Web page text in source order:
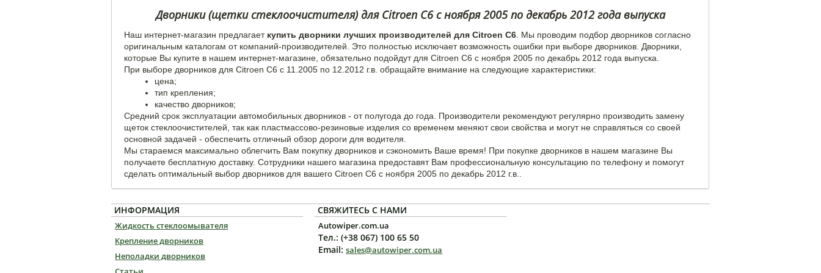
Дворники (щетки стеклоочистителя) для Citroen C6 c ноября 2005 по декабрь 2012 года выпуска
Наш интернет-магазин предлагаеткупить дворники лучших производителей для Citroen C6 . Мы проводим подбор дворников согласно
оригинальным каталогам от компаний-производителей. Это полностью исключает возможность ошибки при выборе дворников. Дворники,
которые Вы купите в нашем интернет-магазине, обязательно подойдут для Citroen C6 с ноября 2005 по декабрь 2012 года выпуска.
При выборе дворников для Citroen C6 с 11.2005 по 12.2012 г.в. обращайте внимание на следующие характеристики:
цена;
тип крепления;
качество дворников;
Средний срок эксплуатации автомобильных дворников - от полугода до года. Производители рекомендуют регулярно производить замену
щеток стеклоочистителей, так как пластмассово-резиновые изделия со временем меняют свои свойства и могут не справляться со своей
основной задачей - обеспечить отличный обзор дороги для водителя.
Мы стараемся максимально облегчить Вам покупку дворников и сэкономить Ваше время! При покупке дворников в нашем магазине Вы
получаете бесплатную доставку. Сотрудники нашего магазина предоставят Вам профессиональную консультацию по телефону и помогут
сделать оптимальный выбор дворников для вашего Citroen C6 с ноября 2005 по декабрь 2012 г.в..
ИНФОРМАЦИЯ
Жидкость стеклоомывателя
Крепление дворников
Неполадки дворников
СВЯЖИТЕСЬ С НАМИ
Autowiper.com.ua
Тел.: (+38 067) 100 65 50
Email:sales@autowiper.com.ua